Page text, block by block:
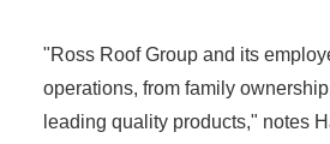
"Ross Roof Group and its
operations, from family
leading quality products," notes